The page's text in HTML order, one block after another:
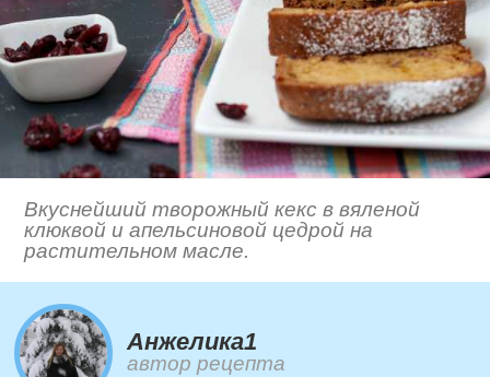
Вкуснейший творожный кекс в вяленой
клюквой и апельсиновой цедрой на
растительном масле.
Анжелика1
автор рецепта